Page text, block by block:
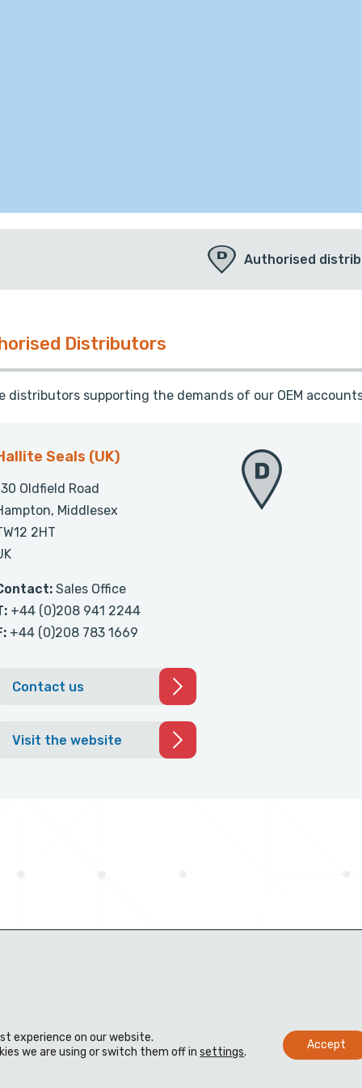
Authorised
Distributors
distributors supporting the demands of our OEM
Seals (UK)
Oldfield Road
Middlesex
2HT
Sales Office
+44 (0)208 941 2244
+44 (0)208 783 1669
Contact us
Visit the website
持
experience on our website.
we are using or switch them off insettings.
Accept